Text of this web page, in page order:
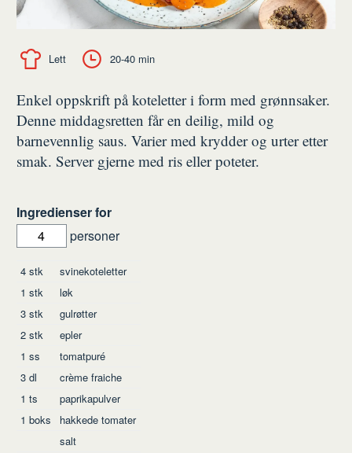
Lett 20-40 min
Enkel oppskrift på koteletter i form med grønnsaker.
Denne middagsretten får en deilig, mild og
barnevennlig saus. Varier med krydder og urter etter
smak. Server gjerne med ris eller poteter.
Ingredienser for
personer
Ingredienser
4stk
svinekoteletter
1 stk
løk
3stk
gulrøtter
2stk
epler
1 ss
tomatpuré
3dl
crème fraiche
1 ts
paprikapulver
1 boks
hakkede tomater
salt